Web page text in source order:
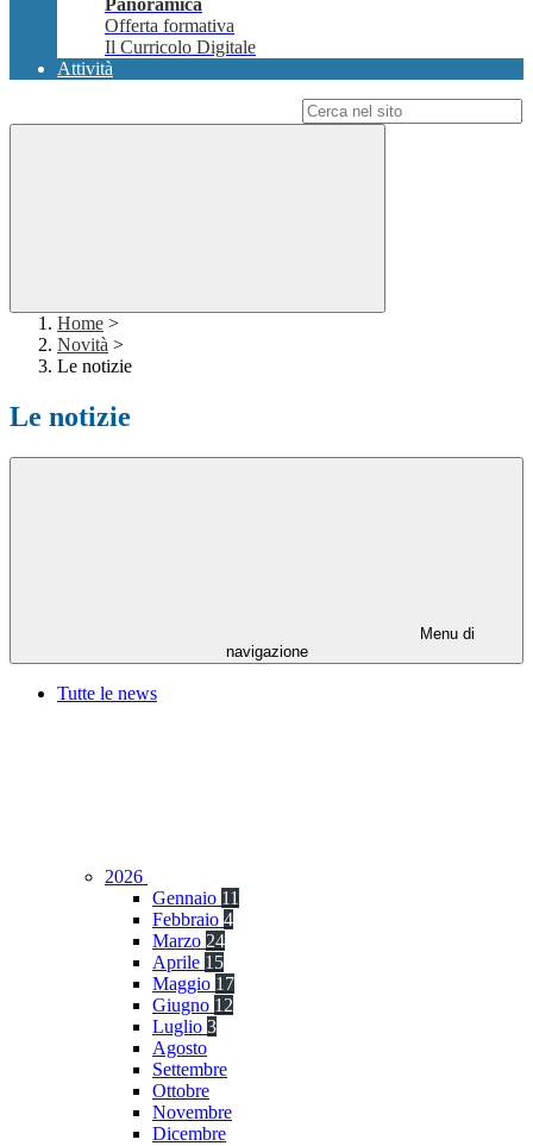
Panoramica
Offerta formativa
Il Curricolo Digitale
Attività
Home >
Novità >
Le notizie
Le notizie
Menu di
navigazione
Tutte le news
2026
Gennaio 11
Febbraio 4
Marzo 24
Aprile 15
Maggio 17
Giugno 12
Luglio 3
Agosto
Settembre
Ottobre
Novembre
Dicembre